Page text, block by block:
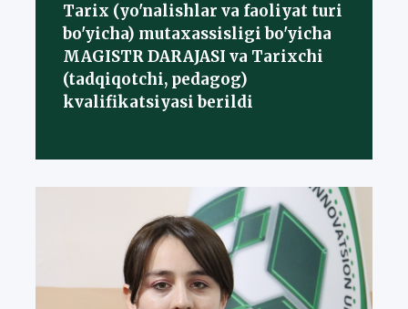
Tarix (yo'nalishlar va faoliyat turi
bo'yicha) mutaxassisligi bo'yicha
MAGISTR DARAJASI va Tarixchi
(tadqiqotchi, pedagog)
kvalifikatsiyasi berildi